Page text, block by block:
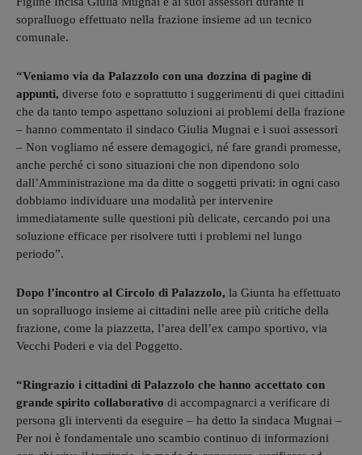
sopralluogo effettuato nella frazione insieme ad un tecnico
comunale.
“Veniamo via da Palazzolo con una dozzina di pagine di
appunti, diverse foto e soprattutto i suggerimenti di quei cittadini
che da tanto tempo aspettano soluzioni ai problemi della frazione
– hanno commentato il sindaco Giulia Mugnai e i suoi assessori
– Non vogliamo né essere demagogici, né fare grandi promesse,
anche perché ci sono situazioni che non dipendono solo
dall’Amministrazione ma da ditte o soggetti privati: in ogni caso
dobbiamo individuare una modalità per intervenire
immediatamente sulle questioni più delicate, cercando poi una
soluzione efficace per risolvere tutti i problemi nel lungo
periodo”.
Dopo l’incontro al Circolo di Palazzolo, la Giunta ha effettuato
un sopralluogo insieme ai cittadini nelle aree più critiche della
frazione, come la piazzetta, l’area dell’ex campo sportivo, via
Vecchi Poderi e via del Poggetto.
“Ringrazio i cittadini di Palazzolo che hanno accettato con
grande spirito collaborativo di accompagnarci a verificare di
persona gli interventi da eseguire – ha detto la sindaca Mugnai –
Per noi è fondamentale uno scambio continuo di informazioni